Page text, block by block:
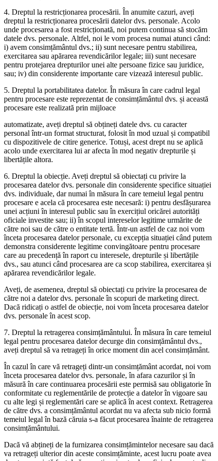
4. Dreptul la restricționarea procesării. În anumite cazuri, aveți
dreptul la restricționarea procesării datelor dvs. personale. Acolo
unde procesarea a fost restricționată, noi putem continua să stocăm
datele dvs. personale. Altfel, noi le vom procesa numai atunci când:
i) avem consimțământul dvs.; ii) sunt necesare pentru stabilirea,
exercitarea sau apărarea revendicărilor legale; iii) sunt necesare
pentru protejarea drepturilor unei alte persoane fizice sau juridice,
sau; iv) din considerente importante care vizează interesul public.
5. Dreptul la portabilitatea datelor. În măsura în care cadrul legal
pentru procesare este reprezentat de consimțământul dvs. și această
procesare este realizată prin mijloace
automatizate, aveți dreptul să obțineți datele dvs. cu caracter
personal într-un format structurat, folosit în mod uzual și compatibil
cu dispozitivele de citire generice. Totuși, acest drept nu se aplică
acolo unde exercitarea lui ar afecta în mod negativ drepturile și
libertățile altora.
6. Dreptul la obiecție. Aveți dreptul să obiectați cu privire la
procesarea datelor dvs. personale din considerente specifice situației
dvs. individuale, dar numai în măsura în care temeiul legal pentru
procesare e acela că procesarea este necesară: i) pentru desfășurarea
unei acțiuni în interesul public sau în exercițiul oricărei autorități
oficiale investite sau; ii) în scopul intereselor legitime urmărite de
către noi sau de către o entitate tertă. Într-un astfel de caz noi vom
înceta procesarea datelor personale, cu excepția situației când putem
demonstra considerente legitime convingătoare pentru procesare
care au precedență în raport cu interesele, drepturile și libertățile
dvs., sau atunci când procesarea are ca scop stabilirea, exercitarea și
apărarea revendicărilor legale.
Aveți, de asemenea, dreptul să obiectați cu privire la procesarea de
către noi a datelor dvs. personale în scopuri de marketing direct.
Dacă ridicați o astfel de obiecție, noi vom înceta procesarea datelor
dvs. personale în acest scop.
7. Dreptul la retragerea consimțământului. În măsura în care temeiul
legal pentru procesarea datelor decurge din consimțământul dvs.,
aveți dreptul să va retrageți în orice moment din acel consimțământ.
În cazul în care vă retrageți dintr-un consimțământ acordat, noi vom
înceta procesarea datelor dvs. personale, în afara cazurilor și în
măsură în care continuarea procesării este permisă sau obligatorie în
conformitate cu reglementările de protecție a datelor în vigoare sau
cu alte legi și reglementări care se aplică în acest context. Retragerea
de către dvs. a consimțământul acordat nu va afecta sub nicio formă
temeiul legal în bază căruia s-a făcut procesarea înainte de retragerea
consimțământului.
Dacă vă abțineți de la furnizarea consimțămintelor necesare sau dacă
va retrageți ulterior din aceste consimțăminte, acest lucru poate avea